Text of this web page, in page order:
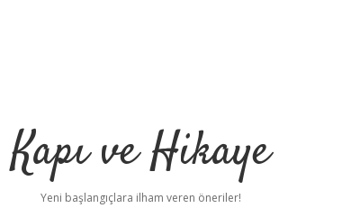
Kapı ve Hikaye
Yeni başlangıçlara ilham veren öneriler!